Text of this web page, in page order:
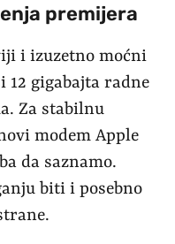
premijera
i izuzetno moćni
12 gigabajta radne
Za stabilnu
modem Apple
da saznamo.
biti i posebno